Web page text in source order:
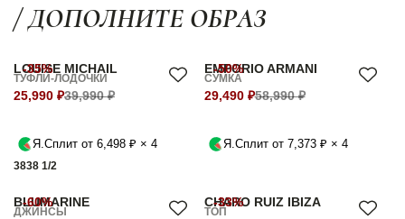
/ ДОПОЛНИТЕ ОБРАЗ
-35%
LOUISE MICHAIL
ТУФЛИ-ЛОДОЧКИ
25,990 ₽39,990 ₽
Я.Сплит от 6,498 ₽ × 4
3838 1/2
-50%
EMPORIO ARMANI
СУМКА
29,490 ₽58,990 ₽
Я.Сплит от 7,373 ₽ × 4
-60%
BLUMARINE
ДЖИНСЫ
-33%
CHARO RUIZ IBIZA
ТОП